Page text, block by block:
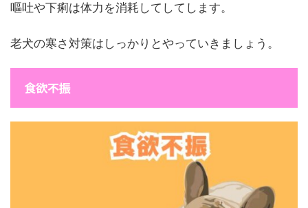
嘔吐や下痢は体力を消耗してしてします。
老犬の寒さ対策はしっかりとやっていきましょう。
食欲不振